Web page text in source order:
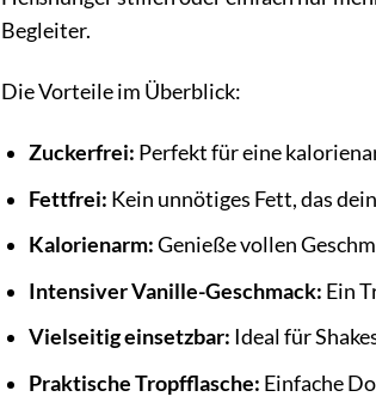
Begleiter.
Die Vorteile im Überblick:
Zuckerfrei: Perfekt für eine
Fettfrei: Kein unnötiges Fett, das
Kalorienarm:Genieße vollen
Intensiver Vanille-Geschmack: Ein
Vielseitig einsetzbar: Ideal für
Praktische Tropfflasche: Einfache